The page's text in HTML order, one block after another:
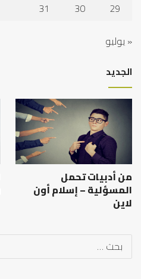
29
30
31
« يوليو
الجديد
من أدبيات تحمل
المسؤلية – إسلام أون
لاين